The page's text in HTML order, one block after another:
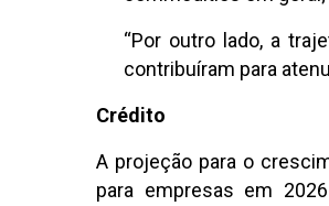
“Por outro lado, a
contribuíram para
Crédito
A projeção para o
para empresas em